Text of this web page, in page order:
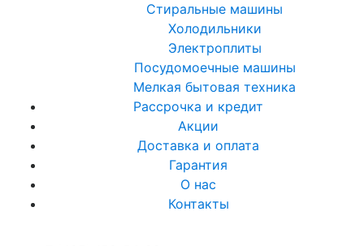
Стиральные машины
Холодильники
Электроплиты
Посудомоечные машины
Мелкая бытовая техника
Рассрочка и кредит
Акции
Доставка и оплата
Гарантия
О нас
Контакты